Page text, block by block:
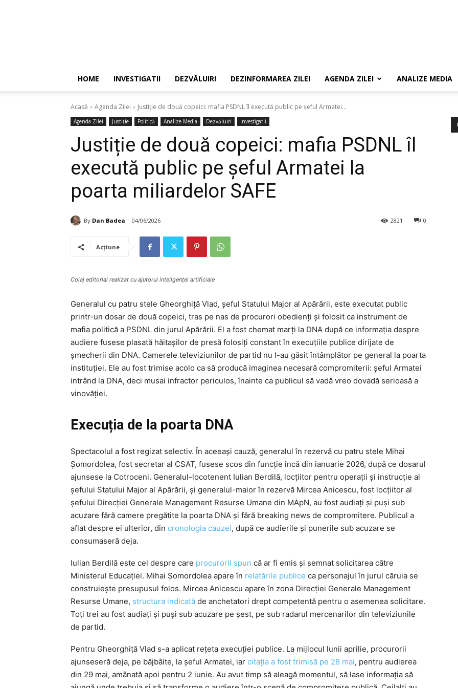
HOME INVESTIGATII DEZVĂLUIRI DEZINFORMAREA ZILEI AGENDA ZILEI ANALIZE MEDIA
Acasă Agenda Zilei Justiție de două copeici: mafia PSDNL îl execută public pe șeful Armatei...
Agenda Zilei Justiție Politică Analize Media Dezvăluiri Investigatii
Justiție de două copeici: mafia PSDNL îl
execută public pe șeful Armatei la
poarta miliardelor SAFE
By Dan Badea 04/06/2026 0
2821
Acțiune
Colaj editorial realizat cu ajutorul inteligenței artificiale
Generalul cu patru stele Gheorghiță Vlad, șeful Statului Major al Apărării, este executat public
printr-un dosar de două copeici, tras pe nas de procurori obedienți și folosit ca instrument de
mafia politică a PSDNL din jurul Apărării. El a fost chemat marți la DNA după ce informația despre
audiere fusese plasată hăitașilor de presă folosiți constant în execuțiile publice dirijate de
șmecherii din DNA. Camerele televiziunilor de partid nu l-au găsit întâmplător pe general la poarta
instituției. Ele au fost trimise acolo ca să producă imaginea necesară compromiterii: șeful Armatei
intrând la DNA, deci musai infractor periculos, înainte ca publicul să vadă vreo dovadă serioasă a
vinovăției.
Execuția de la poarta DNA
Spectacolul a fost regizat selectiv. În aceeași cauză, generalul în rezervă cu patru stele Mihai
Șomordolea, fost secretar al CSAT, fusese scos din funcție încă din ianuarie 2026, după ce dosarul
ajunsese la Cotroceni. Generalul-locotenent Iulian Berdilă, locțiitor pentru operații și instrucție al
șefului Statului Major al Apărării, și generalul-maior în rezervă Mircea Anicescu, fost locțiitor al
șefului Direcției Generale Management Resurse Umane din MApN, au fost audiați și puși sub
acuzare fără camere pregătite la poarta DNA și fără breaking news de compromitere. Publicul a
aflat despre ei ulterior, din cronologia cauzei, după ce audierile și punerile sub acuzare se
consumaseră deja.
Iulian Berdilă este cel despre care procurorii spun că ar fi emis și semnat solicitarea către
Ministerul Educației. Mihai Șomordolea apare în relatările publice ca personajul în jurul căruia se
construiește presupusul folos. Mircea Anicescu apare în zona Direcției Generale Management
Resurse Umane, structura indicată de anchetatori drept competentă pentru o asemenea solicitare.
Toți trei au fost audiați și puși sub acuzare pe șest, pe sub radarul mercenarilor din televiziunile
de partid.
Pentru Gheorghiță Vlad s-a aplicat rețeta execuției publice. La mijlocul lunii aprilie, procurorii
ajunseseră deja, pe bâjbâite, la șeful Armatei, iar citația a fost trimisă pe 28 mai, pentru audierea
din 29 mai, amânată apoi pentru 2 iunie. Au avut timp să aleagă momentul, să lase informația să